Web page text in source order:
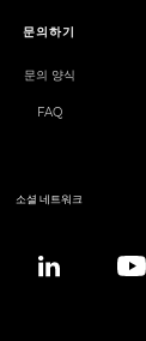
문의하기
문의 양식
FAQ
소셜 네트워크